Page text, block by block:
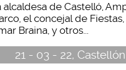
alcaldesa de Castelló,
el concejal de Fiestas,
Braina, y otros...
21 - 03 - 22, Castellón